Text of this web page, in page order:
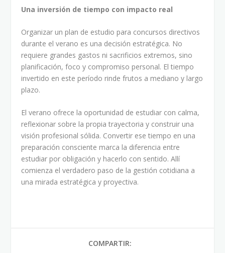
Una inversión de tiempo con impacto real
Organizar un plan de estudio para concursos directivos
durante el verano es una decisión estratégica. No
requiere grandes gastos ni sacrificios extremos, sino
planificación, foco y compromiso personal. El tiempo
invertido en este período rinde frutos a mediano y largo
plazo.
El verano ofrece la oportunidad de estudiar con calma,
reflexionar sobre la propia trayectoria y construir una
visión profesional sólida. Convertir ese tiempo en una
preparación consciente marca la diferencia entre
estudiar por obligación y hacerlo con sentido. Allí
comienza el verdadero paso de la gestión cotidiana a
una mirada estratégica y proyectiva.
COMPARTIR: